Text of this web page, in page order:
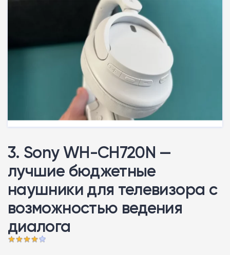
3. Sony WH-CH720N —
лучшие бюджетные
наушники для телевизора с
возможностью ведения
диалога